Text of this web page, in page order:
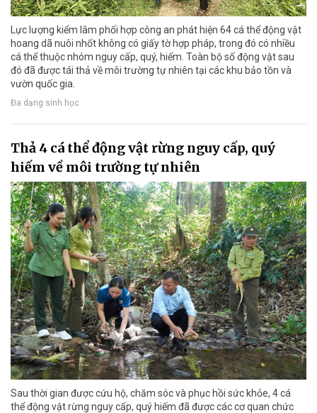
Lực lượng kiểm lâm phối hợp công an phát hiện 64 cá thể động vật
hoang dã nuôi nhốt không có giấy tờ hợp pháp, trong đó có nhiều
cá thể thuộc nhóm nguy cấp, quý, hiếm. Toàn bộ số động vật sau
đó đã được tái thả về môi trường tự nhiên tại các khu bảo tồn và
vườn quốc gia.
Đa dạng sinh học
Thả 4 cá thể động vật rừng nguy cấp, quý
hiếm về môi trường tự nhiên
Sau thời gian được cứu hộ, chăm sóc và phục hồi sức khỏe, 4 cá
thể động vật rừng nguy cấp, quý hiếm đã được các cơ quan chức